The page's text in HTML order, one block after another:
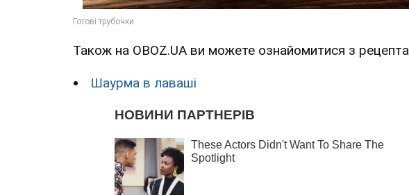
Також на OBOZ.UA ви можете ознайомитися з
Шаурма в лаваші